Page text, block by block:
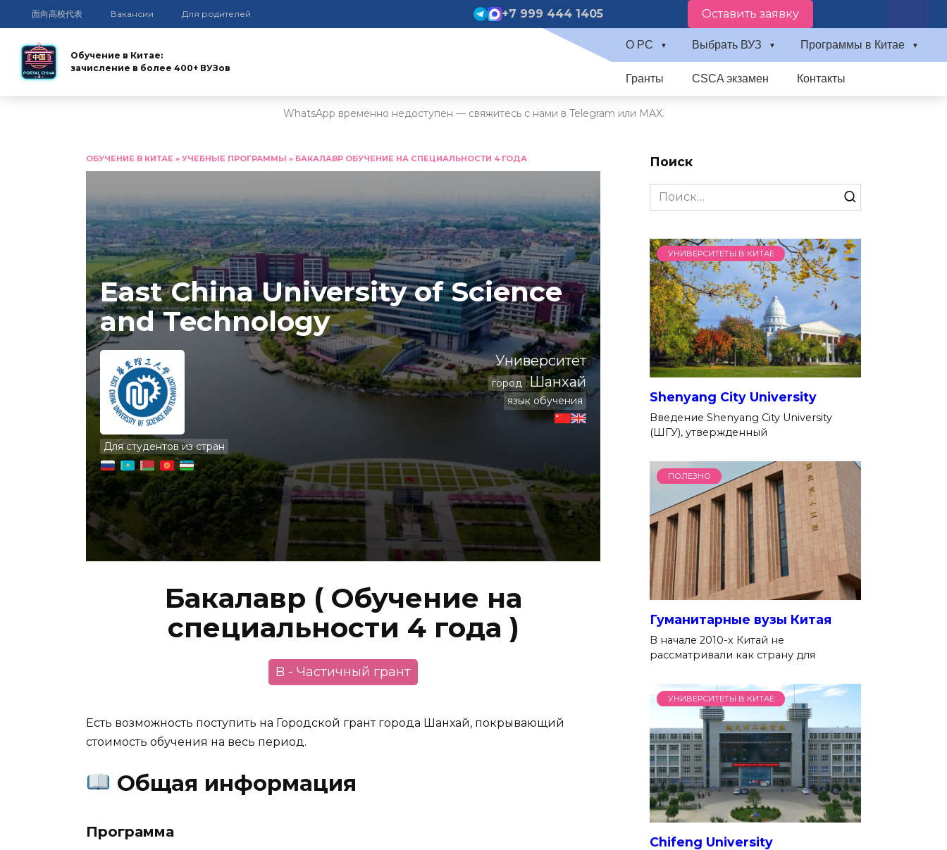
面向高校代表 Вакансии Для родителей +7 999 444 1405 Оставить заявку
Обучение в Китае:
зачисление в более 400+ ВУЗов
О PC Выбрать ВУЗ Программы в Китае
Гранты CSCA экзамен Контакты
WhatsApp временно недоступен — свяжитесь с нами в Telegram или MAX.
ОБУЧЕНИЕ В КИТАЕ » УЧЕБНЫЕ ПРОГРАММЫ » БАКАЛАВР ОБУЧЕНИЕ НА СПЕЦИАЛЬНОСТИ 4 ГОДА
East China University of Science
and Technology
Для студентов из стран
Университет
город Шанхай
язык обучения
Бакалавр ( Обучение на
специальности 4 года )
B - Частичный грант
Есть возможность поступить на Городской грант города Шанхай, покрывающий
стоимость обучения на весь период.
Общая информация
Программа
Поиск
Search
for:
УНИВЕРСИТЕТЫ В КИТАЕ
Shenyang City University
Введение Shenyang City University
(ШГУ), утвержденный
ПОЛЕЗНО
Гуманитарные вузы Китая
В начале 2010-х Китай не
рассматривали как страну для
УНИВЕРСИТЕТЫ В КИТАЕ
Chifeng University